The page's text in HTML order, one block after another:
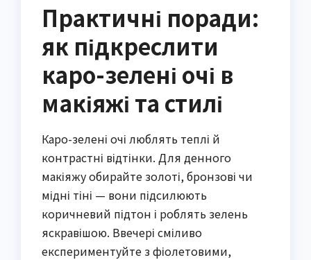
Практичні поради:
як підкреслити
каро-зелені очі в
макіяжі та стилі
Каро-зелені очі люблять теплі й
контрастні відтінки. Для денного
макіяжу обирайте золоті, бронзові чи
мідні тіні — вони підсилюють
коричневий підтон і роблять зелень
яскравішою. Ввечері сміливо
експериментуйте з фіолетовими,